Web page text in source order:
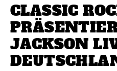
CLASSIC
JACKSON